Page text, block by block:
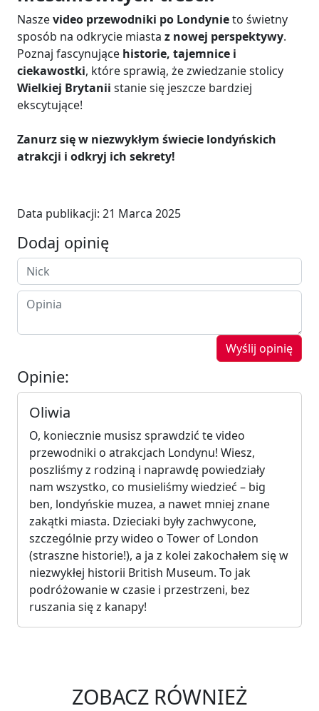
Naszevideo przewodniki po Londynieto świetny
sposób na odkrycie miasta z nowej perspektywy.
Poznaj fascynujące historie, tajemnice i
ciekawostki, które sprawią, że zwiedzanie stolicy
Wielkiej Brytanii stanie się jeszcze bardziej
ekscytujące!
Zanurz się w niezwykłym świecie londyńskich
atrakcji i odkryj ich sekrety!
Data publikacji: 21 Marca 2025
Dodaj opinię
Wyślij opinię
Opinie:
Oliwia
O, koniecznie musisz sprawdzić te video
przewodniki o atrakcjach Londynu! Wiesz,
poszliśmy z rodziną i naprawdę powiedziały
nam wszystko, co musieliśmy wiedzieć – big
ben, londyńskie muzea, a nawet mniej znane
zakątki miasta. Dzieciaki były zachwycone,
szczególnie przy wideo o Tower of London
(straszne historie!), a ja z kolei zakochałem się w
niezwykłej historii British Museum. To jak
podróżowanie w czasie i przestrzeni, bez
ruszania się z kanapy!
ZOBACZ RÓWNIEŻ